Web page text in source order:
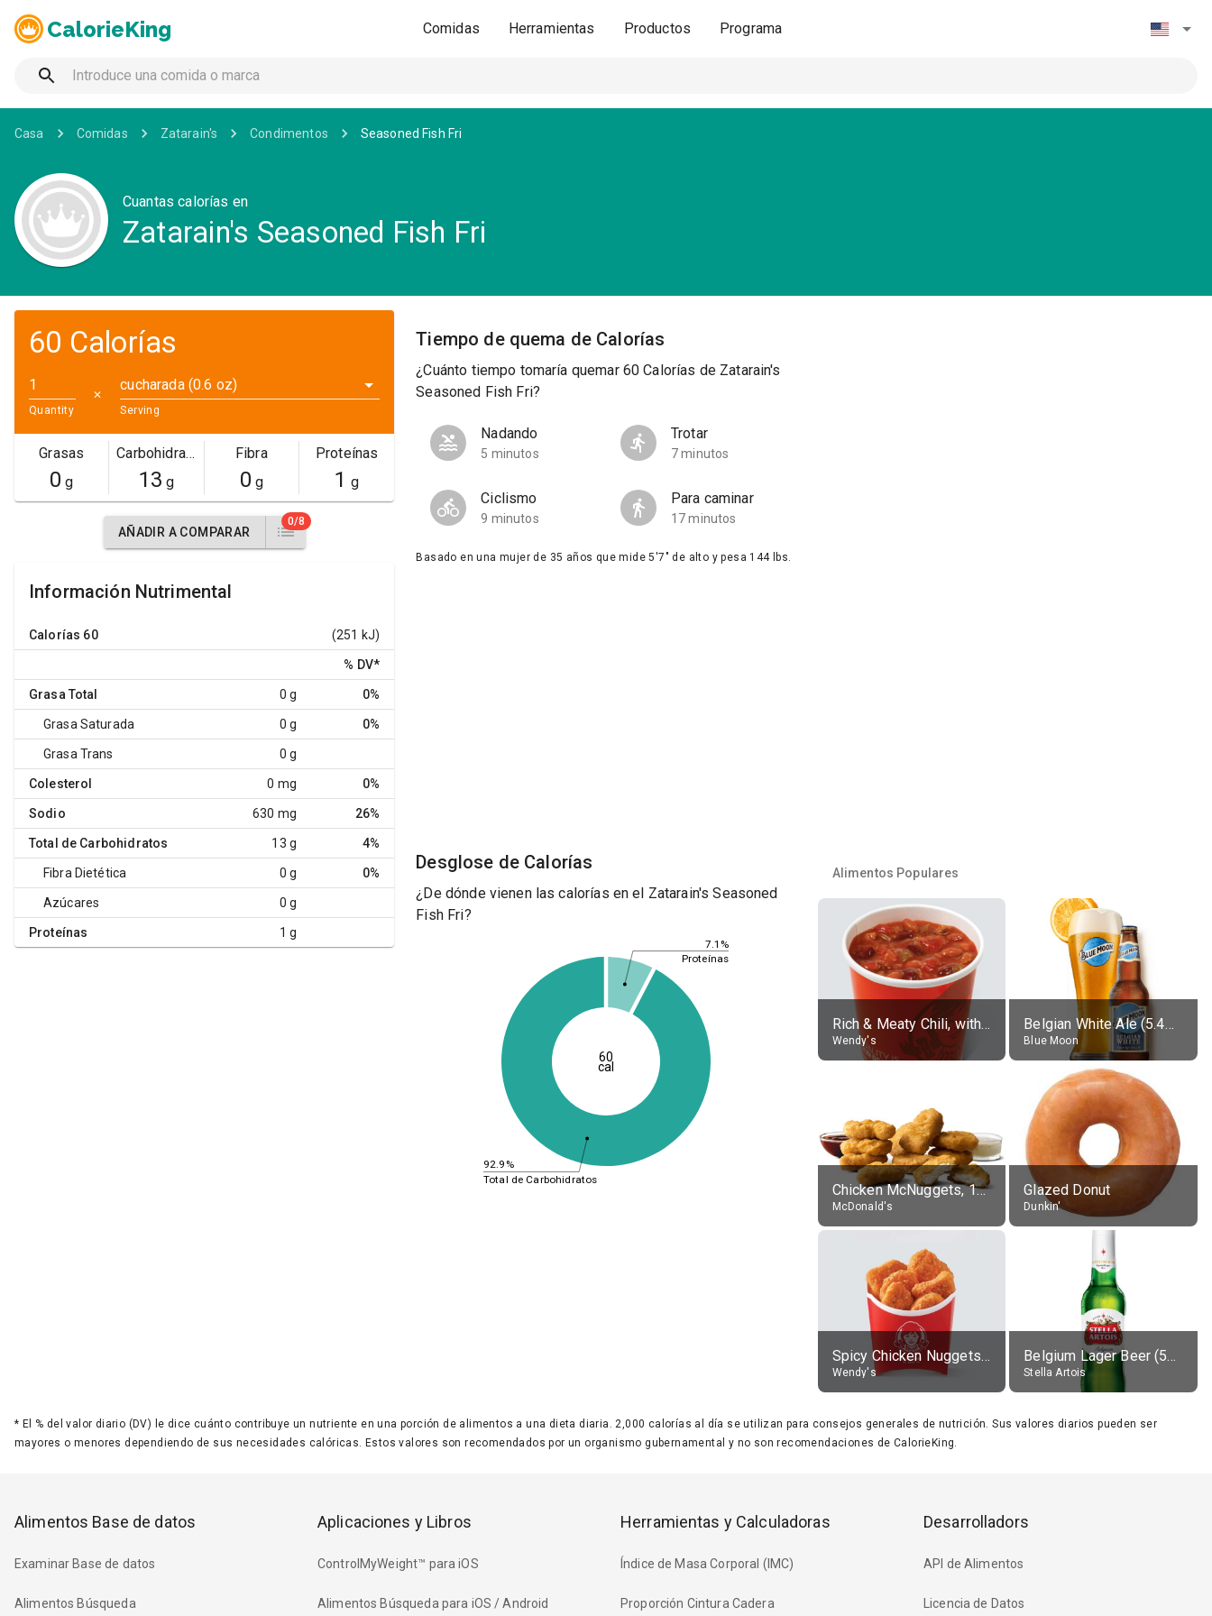
CalorieKing Comidas Herramientas Productos Programa
Casa Comidas Zatarain's Condimentos Seasoned Fish Fri
Cuantas calorías en
Zatarain's Seasoned Fish Fri
60 Calorías
Quantity
✕
cucharada (0.6 oz)
Serving
Grasas
0 g
Carbohidratos
13 g
Fibra
0 g
Proteínas
1 g
AÑADIR A COMPARAR
0/8
Información Nutrimental
Calorías 60 (251 kJ)
% DV*
Grasa Total 0 g 0%
Grasa Saturada 0 g 0%
Grasa Trans 0 g
Colesterol 0 mg 0%
Sodio 630 mg 26%
Total de Carbohidratos 13 g 4%
Fibra Dietética 0 g 0%
Azúcares 0 g
Proteínas 1 g
Tiempo de quema de Calorías
¿Cuánto tiempo tomaría quemar 60 Calorías de Zatarain's
Seasoned Fish Fri?
Nadando
5 minutos
Trotar
7 minutos
Ciclismo
9 minutos
Para caminar
17 minutos
Basado en una mujer de 35 años que mide 5'7" de alto y pesa 144 lbs.
Desglose de Calorías
¿De dónde vienen las calorías en el Zatarain's Seasoned
Fish Fri?
7.1%
92.9%
Proteínas
Total de Carbohidratos
60
cal
Alimentos Populares
Rich & Meaty Chili, without toppings, large
Wendy's
Belgian White Ale (5.4% alc.)
Blue Moon
Chicken McNuggets, 10 pieces, without sauce
McDonald's
Glazed Donut
Dunkin'
Spicy Chicken Nuggets, without sauce
Wendy's
Belgium Lager Beer (5% alc.)
Stella Artois
* El % del valor diario (DV) le dice cuánto contribuye un nutriente en una porción de alimentos a una dieta diaria. 2,000 calorías al día se utilizan para consejos generales de nutrición. Sus valores diarios pueden ser
mayores o menores dependiendo de sus necesidades calóricas. Estos valores son recomendados por un organismo gubernamental y no son recomendaciones de CalorieKing.
Alimentos Base de datos
Examinar Base de datos
Alimentos Búsqueda
Aplicaciones y Libros
ControlMyWeight™ para iOS
Alimentos Búsqueda para iOS / Android
Herramientas y Calculadoras
Índice de Masa Corporal (IMC)
Proporción Cintura Cadera
Desarrolladors
API de Alimentos
Licencia de Datos